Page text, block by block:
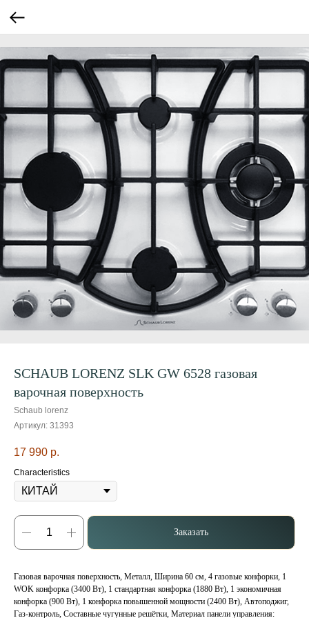
SCHAUB LORENZ SLK GW 6528 газовая
варочная поверхность
Schaub lorenz
Артикул: 31393
17 990 р.
Characteristics
Заказать
Газовая варочная поверхность, Металл, Ширина 60 см, 4 газовые конфорки, 1
WOK конфорка (3400 Вт), 1 стандартная конфорка (1880 Вт), 1 экономичная
конфорка (900 Вт), 1 конфорка повышенной мощности (2400 Вт), Автоподжиг,
Газ-контроль, Составные чугунные решётки, Материал панели управления: